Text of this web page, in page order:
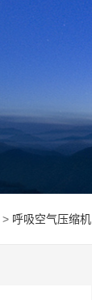
> 呼吸空气压缩机